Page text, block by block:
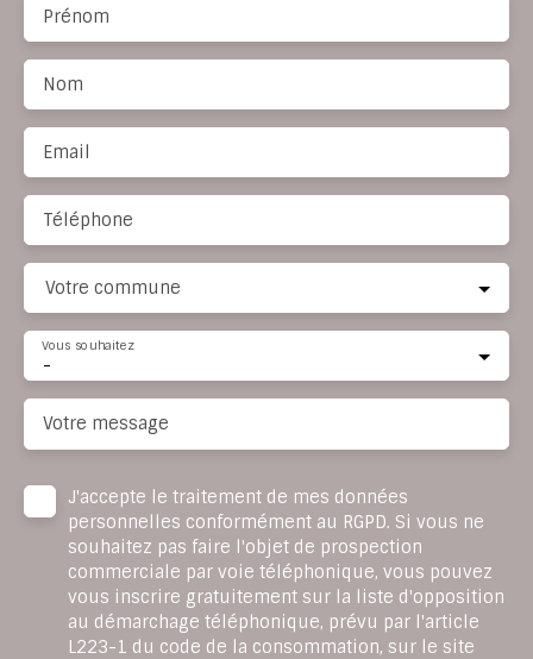
Prénom
Nom
Email
Téléphone
Votre commune
-
Vous souhaitez
Votre message
J'accepte le traitement de mes données
personnelles conformément au RGPD. Si vous ne
souhaitez pas faire l'objet de prospection
commerciale par voie téléphonique, vous pouvez
vous inscrire gratuitement sur la liste d'opposition
au démarchage téléphonique, prévu par l'article
L223-1 du code de la consommation, sur le site